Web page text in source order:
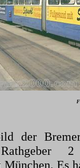
der
Rathgeber
München. Es